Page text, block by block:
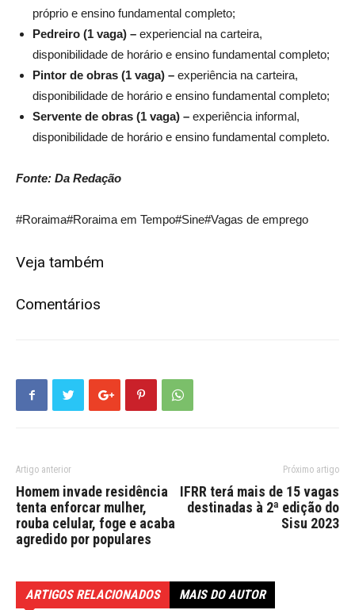
próprio e ensino fundamental completo;
Pedreiro (1 vaga) – experiencial na carteira,
disponibilidade de horário e ensino fundamental completo;
Pintor de obras (1 vaga) – experiência na carteira,
disponibilidade de horário e ensino fundamental completo;
Servente de obras (1 vaga) – experiência informal,
disponibilidade de horário e ensino fundamental completo.
Fonte: Da Redação
#Roraima#Roraima em Tempo#Sine#Vagas de emprego
Veja também
Comentários
Artigo anterior
Homem invade residência
tenta enforcar mulher,
rouba celular, foge e acaba
agredido por populares
Próximo artigo
IFRR terá mais de 15 vagas
destinadas à 2ª edição do
Sisu 2023
ARTIGOS RELACIONADOS MAIS DO AUTOR